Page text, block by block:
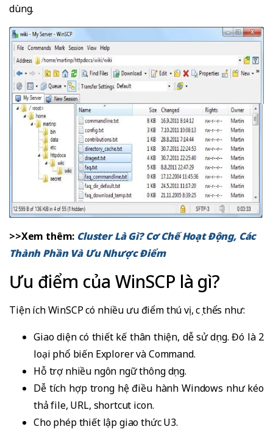
dùng.
>>Xem thêm: Cluster Là Gì? Cơ Chế Hoạt Động, Các
Thành Phần Và Ưu Nhược Điểm
Ưu điểm của WinSCP là gì?
Tiện ích WinSCP có nhiều ưu điểm thú vị, cụ thểs như:
Giao diện có thiết kế thân thiện, dễ sử dụng. Đó là 2
loại phổ biến Explorer và Command.
Hỗ trợ nhiều ngôn ngữ thông dụng.
Dễ tích hợp trong hệ điều hành Windows như kéo
thả file, URL, shortcut icon.
Cho phép thiết lập giao thức U3.